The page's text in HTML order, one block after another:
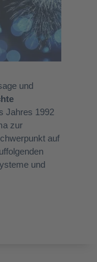
und
Jahres 1992
zur
auf
und